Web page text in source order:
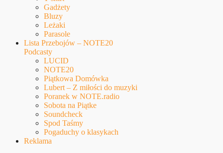
Gadżety
Bluzy
Leżaki
Parasole
Lista Przebojów – NOTE20
Podcasty
LUCID
NOTE20
Piątkowa Domówka
Lubert – Z miłości do muzyki
Poranek w NOTE.radio
Sobota na Piątke
Soundcheck
Spod Taśmy
Pogaduchy o klasykach
Reklama